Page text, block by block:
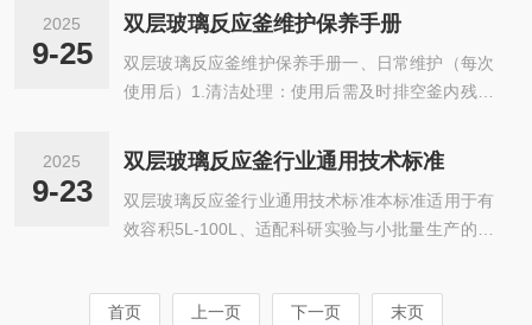
入，滴液漏斗、温度计、冷凝管分别接在其他接
W功率能让桨叶平稳转动，0-450rp...
成，各系统协同工作，实现对目标设备（如反应
釜）的温度精准调控。其中，制冷与加热系统负责
温度调节，循环系统实现热量传递，温控系统则作
为“中枢”实时监控与修正温度，确保整体运行稳
实现制冷系统采用蒸汽压缩式制冷原理，核心部件
将低温低压的制冷剂（如环保型R410A）压...
2025
9-25
双层玻璃反应釜维护保养手册
双层玻璃反应釜维护保养手册一、日常维护（每次
使用后）1.清洁处理：使用后需及时排空釜内残留
（如乙醇、丙酮）冲洗釜内壁，避免残留附着。清
洗时禁用硬毛刷或尖锐工具，防止刮伤高硼硅玻璃
釜体；夹层需排空循环介质，长期停用可注入少量
无水乙醇防潮。2.部件检查：检查釜盖密封垫圈是
轴与釜盖连接处的密封件，确保无物料渗漏；清洁
设备表面时，用软布蘸中性清洁剂擦拭，避免腐蚀
2025
9-23
双层玻璃反应釜行业通用技术标准
双层玻璃反应釜行业通用技术标准本标准适用于有
效容积5L-100L、适配科研实验与小批量生产的双
全维度要求，保障设备运行可靠性与工艺适配性。
首页 上一页 下一页 末页